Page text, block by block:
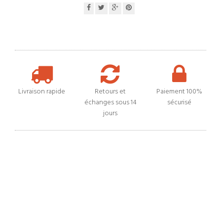
Livraison rapide
Retours et
échanges sous 14
jours
Paiement 100%
sécurisé